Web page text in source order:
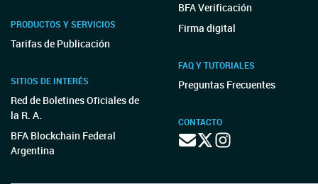
PRODUCTOS Y SERVICIOS
Tarifas de Publicación
SITIOS DE INTERÉS
Red de Boletines Oficiales de
la R. A.
BFA Blockchain Federal
Argentina
BFA Verificación
Firma digital
FAQ Y TUTORIALES
Preguntas Frecuentes
CONTACTO